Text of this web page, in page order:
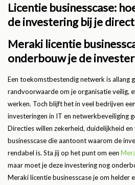
Licentie businesscase:
de investering bij je
Meraki licentie
onderbouw je de
Een toekomstbestendig netwerk is allang
randvoorwaarde om je organisatie veilig,
werken. Toch blijft het in veel bedrijven
investeringen in IT en netwerkbeveiliging
Directies willen zekerheid, duidelijkheid
businesscase die aantoont waarom de
rendabel is. Sta jij op het punt om een
maar moet je deze investering nog
Meraki licentie businesscase je om helder